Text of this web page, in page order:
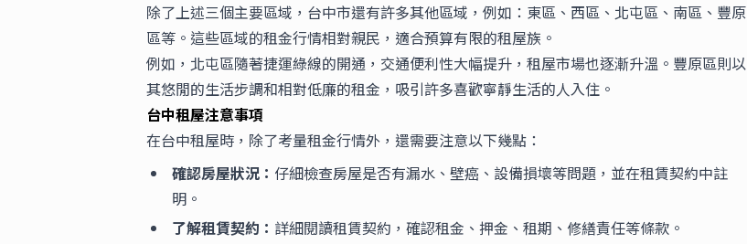
除了上述三個主要區域，台中市還有許多其他區域，例如：東區、西區、北屯區、南區、豐原
區等。這些區域的租金行情相對親民，適合預算有限的租屋族。
例如，北屯區隨著捷運綠線的開通，交通便利性大幅提升，租屋市場也逐漸升溫。豐原區則以
其悠閒的生活步調和相對低廉的租金，吸引許多喜歡寧靜生活的人入住。
台中租屋注意事項
在台中租屋時，除了考量租金行情外，還需要注意以下幾點：
確認房屋狀況： 仔細檢查房屋是否有漏水、壁癌、設備損壞等問題，並在租賃契約中註
明。
了解租賃契約： 詳細閱讀租賃契約，確認租金、押金、租期、修繕責任等條款。